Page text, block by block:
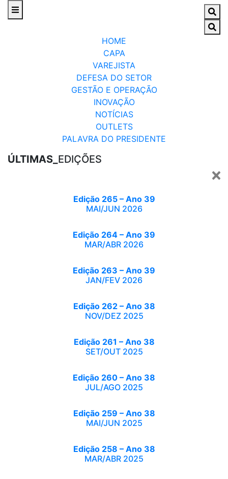
HOME
CAPA
VAREJISTA
DEFESA DO SETOR
GESTÃO E OPERAÇÃO
INOVAÇÃO
NOTÍCIAS
OUTLETS
PALAVRA DO PRESIDENTE
ÚLTIMAS_ EDIÇÕES
Edição 265 – Ano 39
MAI/JUN 2026
Edição 264 – Ano 39
MAR/ABR 2026
Edição 263 – Ano 39
JAN/FEV 2026
Edição 262 – Ano 38
NOV/DEZ 2025
Edição 261 – Ano 38
SET/OUT 2025
Edição 260 – Ano 38
JUL/AGO 2025
Edição 259 – Ano 38
MAI/JUN 2025
Edição 258 – Ano 38
MAR/ABR 2025